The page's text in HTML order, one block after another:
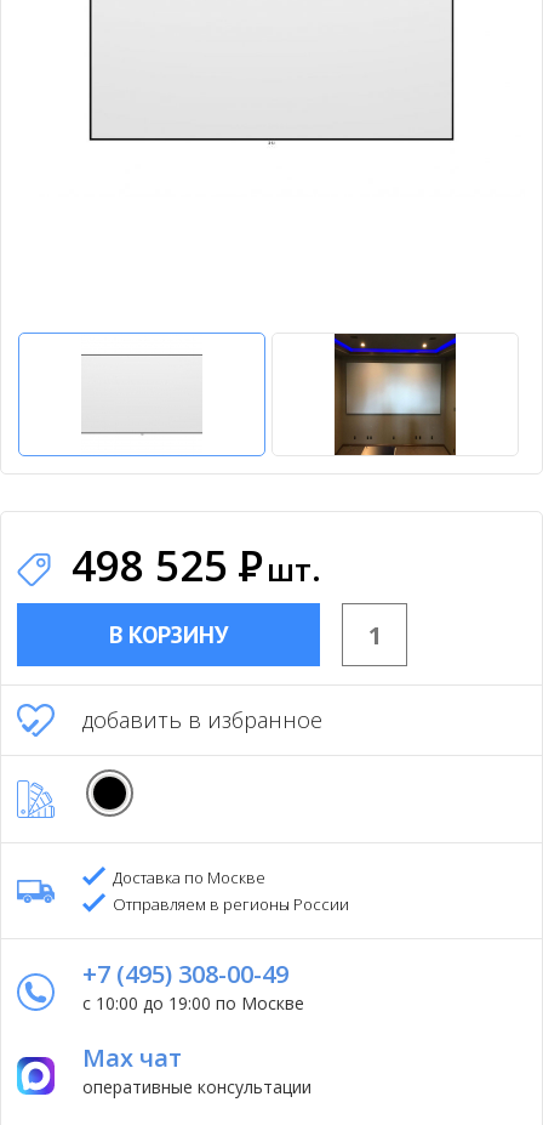
498 525 Ршт.
В КОРЗИНУ
добавить в избранное
Доставка по Москве
Отправляем в регионы России
+7 (495) 308-00-49
с 10:00 до 19:00 по Москве
Max чат
оперативные консультации